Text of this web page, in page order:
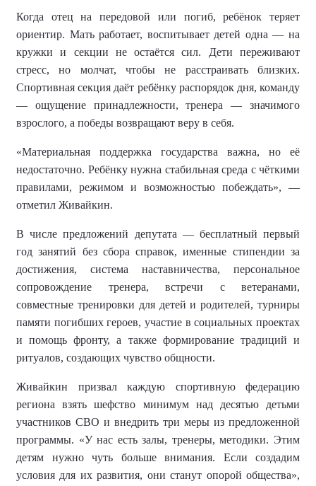
Когда отец на передовой или погиб, ребёнок теряет
ориентир. Мать работает, воспитывает детей одна — на
кружки и секции не остаётся сил. Дети переживают
стресс, но молчат, чтобы не расстраивать близких.
Спортивная секция даёт ребёнку распорядок дня, команду
— ощущение принадлежности, тренера — значимого
взрослого, а победы возвращают веру в себя.
«Материальная поддержка государства важна, но её
недостаточно. Ребёнку нужна стабильная среда с чёткими
правилами, режимом и возможностью побеждать», —
отметил Живайкин.
В числе предложений депутата — бесплатный первый
год занятий без сбора справок, именные стипендии за
достижения, система наставничества, персональное
сопровождение тренера, встречи с ветеранами,
совместные тренировки для детей и родителей, турниры
памяти погибших героев, участие в социальных проектах
и помощь фронту, а также формирование традиций и
ритуалов, создающих чувство общности.
Живайкин призвал каждую спортивную федерацию
региона взять шефство минимум над десятью детьми
участников СВО и внедрить три меры из предложенной
программы. «У нас есть залы, тренеры, методики. Этим
детям нужно чуть больше внимания. Если создадим
условия для их развития, они станут опорой общества»,